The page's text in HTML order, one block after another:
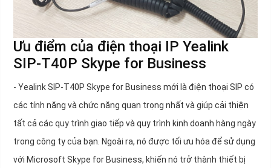
Ưu điểm của điện thoại IP Yealink
SIP-T40P Skype for Business
- Yealink SIP-T40P Skype for Business mới là điện thoại SIP có
các tính năng và chức năng quan trọng nhất và giúp cải thiện
tất cả các quy trình giao tiếp và quy trình kinh doanh hàng ngày
trong công ty của bạn. Ngoài ra, nó được tối ưu hóa để sử dụng
với Microsoft Skype for Business, khiến nó trở thành thiết bị